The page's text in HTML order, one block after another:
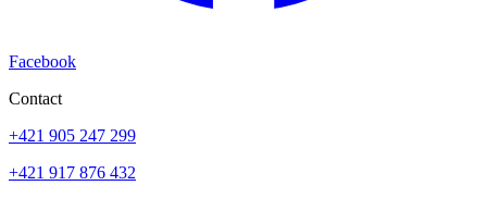
Facebook
Contact
+421 905 247 299
+421 917 876 432